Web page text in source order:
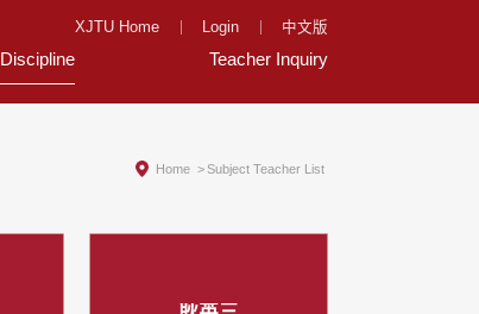
XJTU Home Login 中文版
Discipline Teacher Inquiry
Home > Subject Teacher List